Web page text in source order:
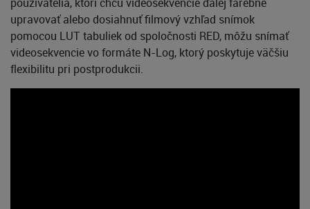
upravovať alebo dosiahnuť filmový vzhľad snímok
pomocou LUT tabuliek od spoločnosti RED, môžu snímať
videosekvencie vo formáte N-Log, ktorý poskytuje väčšiu
flexibilitu pri postprodukcii.